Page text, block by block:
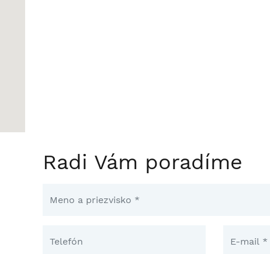
Radi Vám poradíme